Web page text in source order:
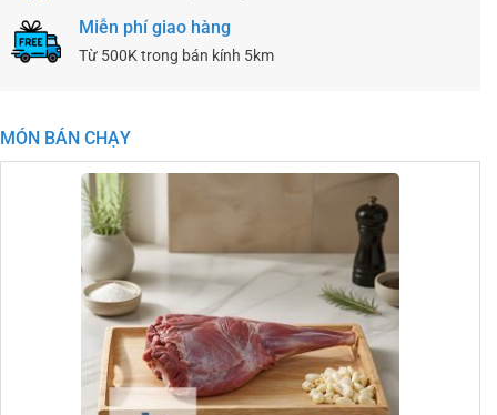
Miễn phí giao hàng
Từ 500K trong bán kính 5km
MÓN BÁN CHẠY